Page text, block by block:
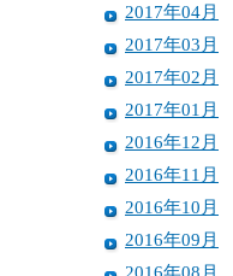
2017年04月
2017年03月
2017年02月
2017年01月
2016年12月
2016年11月
2016年10月
2016年09月
2016年08月